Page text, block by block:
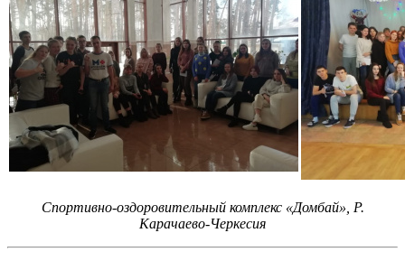
Спортивно-оздоровительный комплекс «Домбай», Р.
Карачаево-Черкесия